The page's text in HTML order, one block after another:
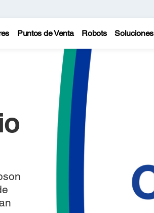
Puntos de Venta Robots Soluciones